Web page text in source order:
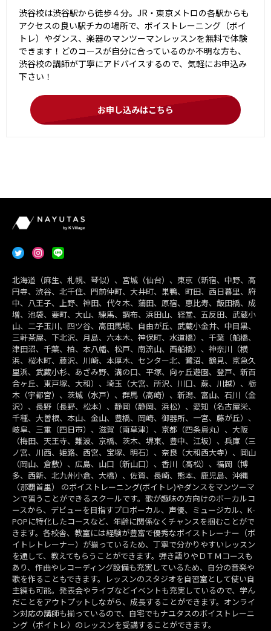
渋谷校は渋谷駅から徒歩４分。JR・東京メトロの各駅からも
アクセスの良い駅チカの場所で、ボイストレーニング（ボイ
トレ）やダンス、楽器のマンツーマンレッスンを無料で体験
できます！どのコースが自分に合っているのか不明な方も、
渋谷校の講師が丁寧にアドバイスするので、気軽にお申込み
下さい！
お申し込みはこちら
北海道（麻生、札幌、琴似）、宮城（仙台）、東京（新宿、中野、高
円寺、渋谷、北千住、門前仲町、大井町、巣鴨、町田、西日暮里、府
中、八王子、上野、神田、代々木、蒲田、原宿、恵比寿、飯田橋、成
増、池袋、要町、大山、練馬、調布、浜田山、経堂、五反田、武蔵小
山、二子玉川、四ツ谷、高田馬場、自由が丘、武蔵小金井、中目黒、
三軒茶屋、下北沢、月島、六本木、神保町、水道橋）、千葉（船橋、
津田沼、千葉、柏、本八幡、松戸、南流山、西船橋）、神奈川（横
浜、桜木町、藤沢、川崎、本厚木、センター北、鷺沼、鶴見、京急久
里浜、武蔵小杉、あざみ野、溝の口、平塚、向ヶ丘遊園、登戸、新百
合ヶ丘、東戸塚、大和）、埼玉（大宮、所沢、川口、蕨、川越）、栃
木（宇都宮）、茨城（水戸）、群馬（高崎）、新潟、富山、石川（金
沢）、長野（長野、松本）、静岡（静岡、浜松）、愛知（名古屋栄、
千種、大曽根、本山、金山、豊橋、岡崎、御器所、一宮、藤が丘）、
岐阜、三重（四日市）、滋賀（南草津）、京都（四条烏丸）、大阪
（梅田、天王寺、難波、京橋、茨木、堺東、豊中、江坂）、兵庫（三
ノ宮、川西、姫路、西宮、宝塚、明石）、奈良（大和西大寺）、岡山
（岡山、倉敷）、広島、山口（新山口）、香川（高松）、福岡（博
多、西新、北九州小倉、大橋）、佐賀、長崎、熊本、鹿児島、沖縄
（那覇首里） のボイストレーニング(ボイトレ)やダンスをマンツーマ
ンで習うことができるスクールです。歌が趣味の方向けのボーカルコ
ースから、デビューを目指すプロボーカル、声優、ミュージカル、K-
POPに特化したコースなど、年齢に関係なくチャンスを掴むことがで
きます。各校舎、教室には経験が豊富で優秀なボイストレーナー（ボ
イトレトレーナー）が揃っているため、丁寧で分かりやすいレッスン
を通して、教えてもらうことができます。弾き語りやＤＴＭコースも
あり、作曲やレコーディング設備も充実しているため、自分の音楽や
歌を作ることもできます。レッスンのスタジオを自習室として使い自
主練も可能。発表会やライブなどイベントも充実しているので、学ん
だことをアウトプットしながら、成長することができます。オンライ
ン対応の講師も揃っているので、自宅でもナユタスのボイストレーニ
ング（ボイトレ）のレッスンを受講することができます。